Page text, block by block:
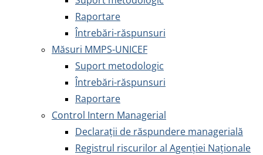
Raportare
Întrebări-răspunsuri
Măsuri MMPS-UNICEF
Suport metodologic
Întrebări-răspunsuri
Raportare
Control Intern Managerial
Declarații de răspundere managerială
Registrul riscurilor al Agenției Naționale